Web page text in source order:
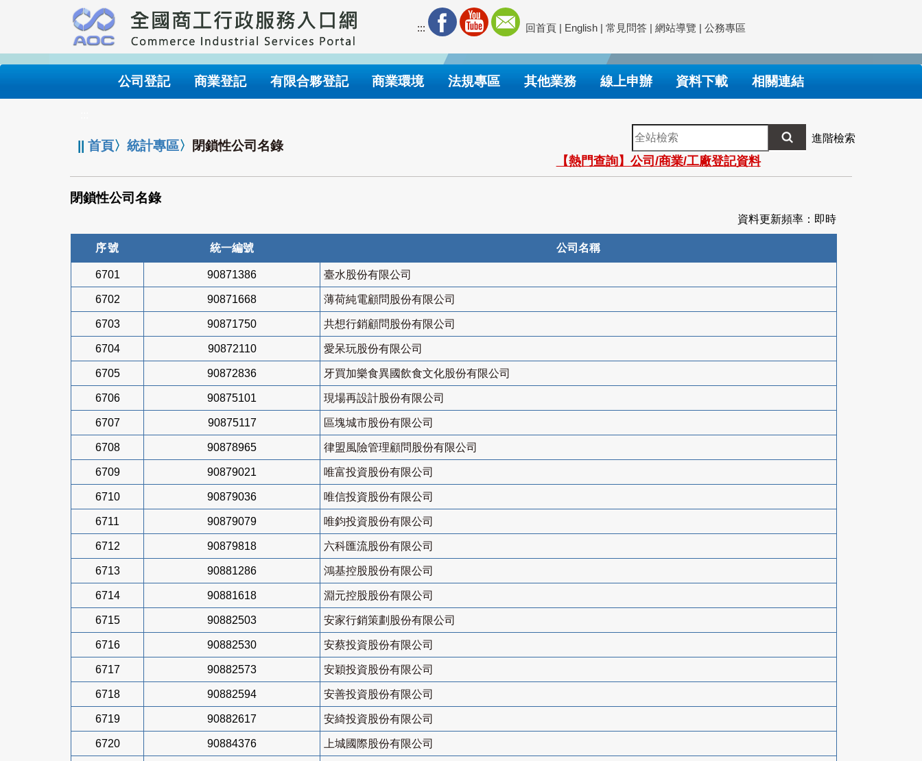
要
內
::: 回首頁 | English | 常見問答 | 網站導覽 | 公務專區
公司登記 商業登記 有限合夥登記 商業環境 法規專區 其他業務 線上申辦 資料下載 相關連結
||首頁〉統計專區〉 閉鎖性公司名錄
全
站
檢
索
進階檢索
【熱門查詢】公司/商業/工廠登記資料
閉鎖性公司名錄
資料更新頻率：即時
序號 統一編號 公司名稱
6701 90871386 臺水股份有限公司
6702 90871668 薄荷純電顧問股份有限公司
6703 90871750 共想行銷顧問股份有限公司
6704 90872110 愛呆玩股份有限公司
6705 90872836 牙買加樂食異國飲食文化股份有限公司
6706 90875101 現場再設計股份有限公司
6707 90875117 區塊城市股份有限公司
6708 90878965 律盟風險管理顧問股份有限公司
6709 90879021 唯富投資股份有限公司
6710 90879036 唯信投資股份有限公司
6711 90879079 唯鈞投資股份有限公司
6712 90879818 六科匯流股份有限公司
6713 90881286 鴻基控股股份有限公司
6714 90881618 淵元控股股份有限公司
6715 90882503 安家行銷策劃股份有限公司
6716 90882530 安蔡投資股份有限公司
6717 90882573 安穎投資股份有限公司
6718 90882594 安善投資股份有限公司
6719 90882617 安綺投資股份有限公司
6720 90884376 上城國際股份有限公司